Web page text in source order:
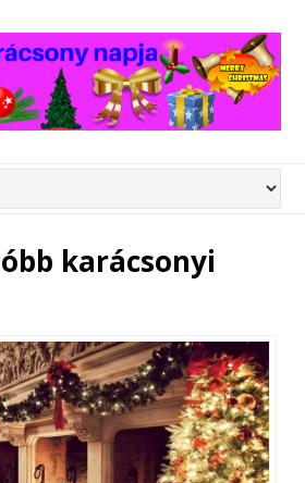
karácsonyi